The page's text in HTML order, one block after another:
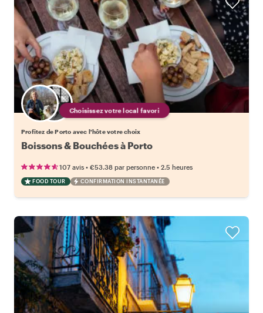
Choisissez votre local favori
Profitez de Porto avec l'hôte votre choix
Boissons & Bouchées à Porto
107 avis • €53.38 par personne • 2.5 heures
FOOD TOUR CONFIRMATION INSTANTANÉE